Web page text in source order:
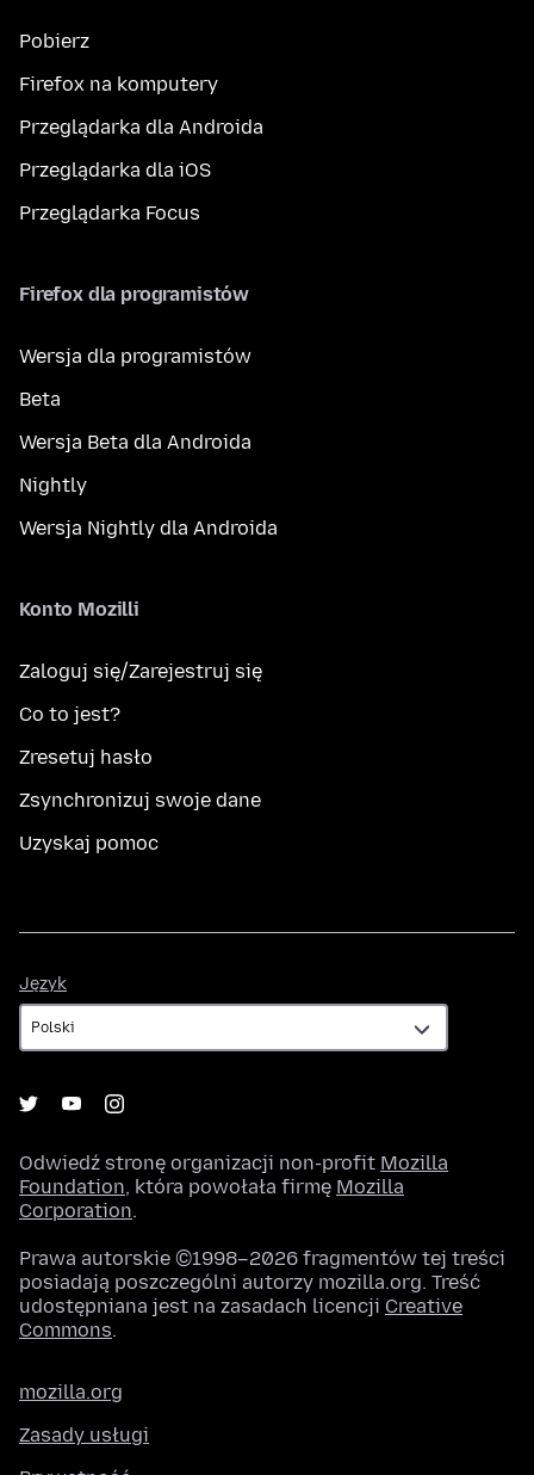
Pobierz
Firefox na komputery
Przeglądarka dla Androida
Przeglądarka dla iOS
Przeglądarka Focus
Firefox dla programistów
Wersja dla programistów
Beta
Wersja Beta dla Androida
Nightly
Wersja Nightly dla Androida
Konto Mozilli
Zaloguj się/Zarejestruj się
Co to jest?
Zresetuj hasło
Zsynchronizuj swoje dane
Uzyskaj pomoc
Język
Odwiedź stronę organizacji non-profit Mozilla
Foundation, która powołała firmę Mozilla
Corporation.
Prawa autorskie ©1998–2026 fragmentów tej treści
posiadają poszczególni autorzy mozilla.org. Treść
udostępniana jest na zasadach licencji Creative
Commons.
mozilla.org
Zasady usługi